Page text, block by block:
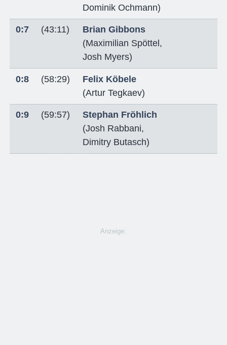
Dominik Ochmann)
0:7 (43:11)
Brian Gibbons
(Maximilian Spöttel ,
Josh Myers)
0:8 (58:29)
Felix Köbele
(Artur Tegkaev)
0:9 (59:57)
Stephan Fröhlich
(Josh Rabbani,
Dimitry Butasch)
Anzeige: